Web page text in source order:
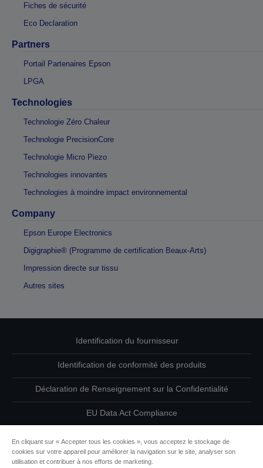
Fiches de sécurité
Eco Declaration
Partners
Portail Partenaires Epson
LPGA
Technologies
Technologie Zéro Chaleur
Technologie PrecisionCore
Technologie Micro Piezo
Technologies innovantes
Technologies à moindre impact environnemental
Company
Epson Europe Electronics
Digigraphie® (Programme de certification Beaux-Arts)
Impression directe sur tissu
Autres sites
Identification du fournisseur
Identification de conformité des produits
Déclaration de Renseignement sur la Confidentialité
EU Data Act Compliance
Informations sur les cookies
En cliquant sur « Accepter tous les cookies », vous acceptez le stockage de
cookies sur votre appareil pour améliorer la navigation sur le site, analyser son
utilisation et contribuer à nos efforts de marketing.